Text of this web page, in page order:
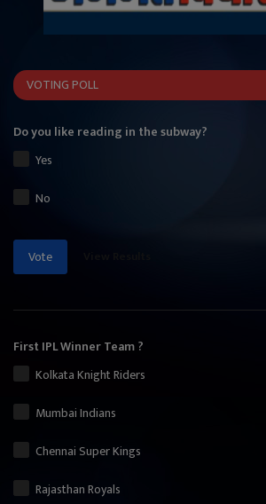
VOTING POLL
Do you like reading in the subway?
Yes
No
Vote
First IPL Winner Team ?
Kolkata Knight Riders
Mumbai Indians
Chennai Super Kings
Rajasthan Royals